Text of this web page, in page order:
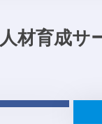
人材育成